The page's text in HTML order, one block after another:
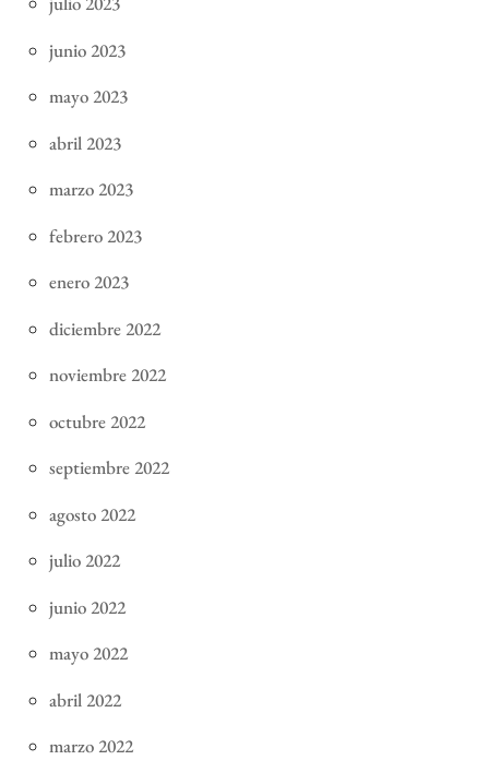
junio 2023
mayo 2023
abril 2023
marzo 2023
febrero 2023
enero 2023
diciembre 2022
noviembre 2022
octubre 2022
septiembre 2022
agosto 2022
julio 2022
junio 2022
mayo 2022
abril 2022
marzo 2022